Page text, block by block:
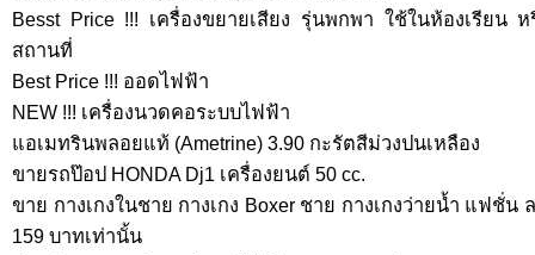
Besst Price !!! เครื่องขยายเสียง รุ่นพกพา ใช้ในห้องเรียน
สถานที่
Best Price !!! ออดไฟฟ้า
NEW !!! เครื่องนวดคอระบบไฟฟ้า
แอเมทรินพลอยแท้ (Ametrine) 3.90 กะรัตสีม่วงปนเหลือง
ขายรถป๊อป HONDA Dj1 เครื่องยนต์ 50 cc.
ขาย กางเกงในชาย กางเกง Boxer ชาย กางเกงว่ายน้ำ แฟชั่น
159 บาทเท่านั้น